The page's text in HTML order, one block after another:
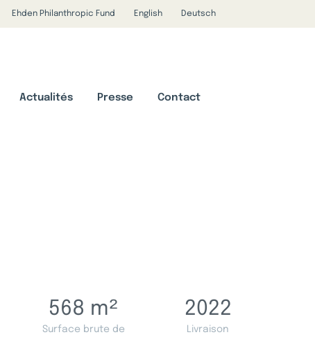
Ehden Philanthropic Fund English Deutsch
Actualités Presse Contact
568 m²
Surface brute de
2022
Livraison